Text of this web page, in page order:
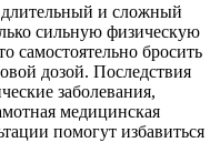
длительный и сложный
сильную физическую
самостоятельно бросить
дозой. Последствия
заболевания,
медицинская
помогут избавиться